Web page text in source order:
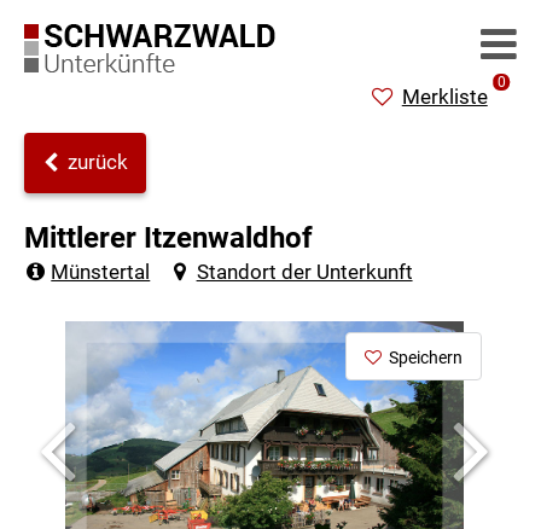
0
Merkliste
zurück
Mittlerer Itzenwaldhof
Münstertal Standort der Unterkunft
Speichern